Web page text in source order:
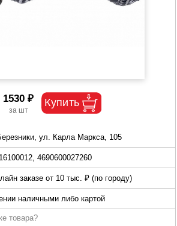
1530 ₽
ул. Карла Маркса, 105
4690600027260
заказе от 10 тыс. ₽ (по городу)
наличными либо картой
товара?